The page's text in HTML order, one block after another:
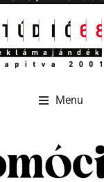
Menu
Menu